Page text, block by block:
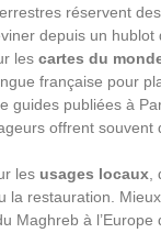
réservent
depuis un hublot
les cartes du
française pour
guides publiées à
offrent souvent
les usages locaux,
la restauration.
Maghreb à